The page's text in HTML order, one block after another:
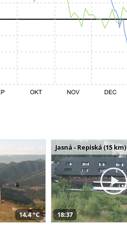
14,4 °C
Jasná - Repiská (15 km)
18:37